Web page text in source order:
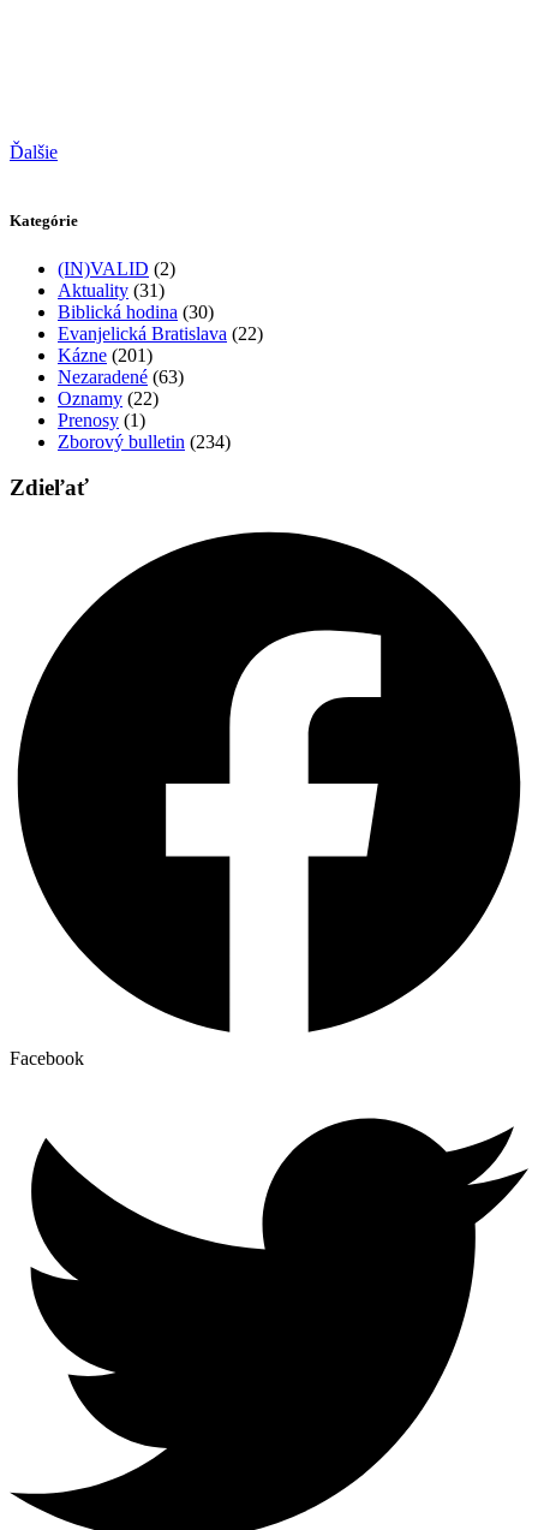
Ďalšie
Kategórie
(IN)VALID (2)
Aktuality (31)
Biblická hodina (30)
Evanjelická Bratislava (22)
Kázne (201)
Nezaradené (63)
Oznamy (22)
Prenosy (1)
Zborový bulletin (234)
Zdieľať
Facebook